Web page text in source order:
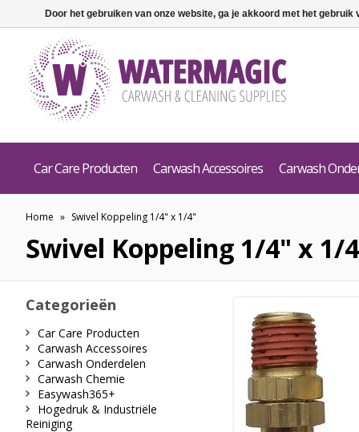
Car Care Producten Carwash Accessoires Carwash
Home » Swivel Koppeling 1/4" x 1/4"
Swivel Koppeling 1/4" x 1/
Categorieën
Car Care Producten
Carwash Accessoires
Carwash Onderdelen
Carwash Chemie
Easywash365+
Hogedruk & Industriële
Reiniging
Door het gebruiken van onze website, ga je akkoord met het